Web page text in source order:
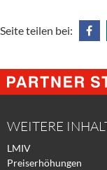
Seite teilen bei:
@
WEITERE
LMIV
Preiserhöhungen